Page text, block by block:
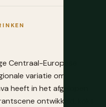
Centraal-Europese
variatie om
heeft in het afgelopen
ontwikkeld, koks